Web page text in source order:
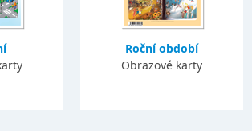
Roční období
Obrazové karty